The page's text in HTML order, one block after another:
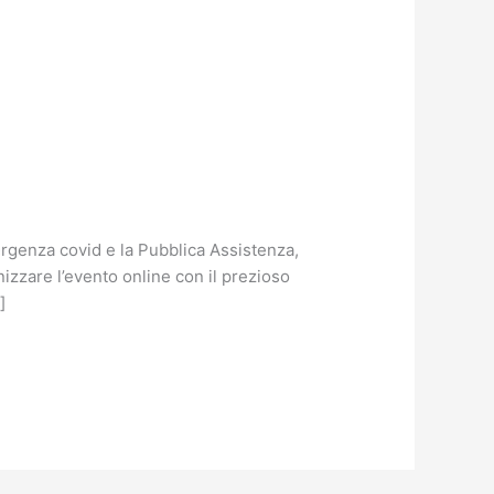
covid e la Pubblica Assistenza,
l’evento online con il prezioso